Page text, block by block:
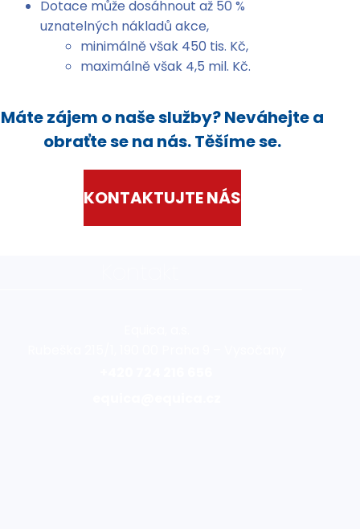
Dotace může dosáhnout až 50 %
uznatelných nákladů akce,
minimálně však 450 tis. Kč,
maximálně však 4,5 mil. Kč.
Máte zájem o naše služby? Neváhejte a
obraťte se na nás. Těšíme se.
KONTAKTUJTE NÁS